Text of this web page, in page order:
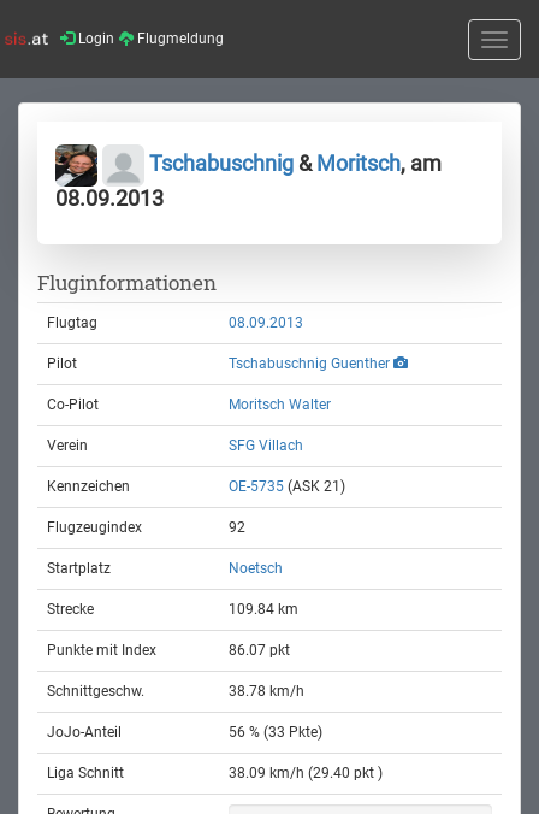
Login Flugmeldung
Toggle
Tschabuschnig &Moritsch, am
08.09.2013
Fluginformationen
Flugtag 08.09.2013
Pilot Tschabuschnig Guenther
Co-Pilot Moritsch Walter
Verein SFG Villach
Kennzeichen OE-5735 (ASK 21)
Flugzeugindex 92
Startplatz Noetsch
Strecke 109.84 km
Punkte mit Index 86.07 pkt
Schnittgeschw. 38.78 km/h
JoJo-Anteil 56 % (33 Pkte)
Liga Schnitt 38.09 km/h (29.40 pkt )